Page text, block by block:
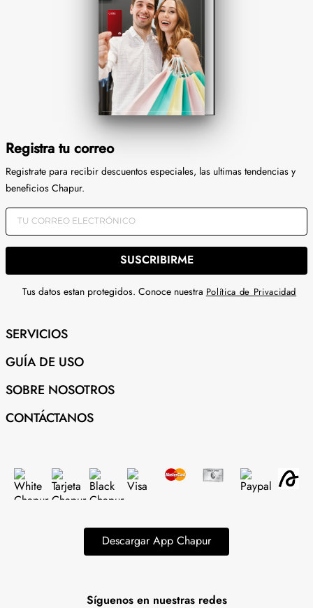
Registra tu correo
Registrate para recibir descuentos especiales, las ultimas tendencias y
beneficios Chapur.
SUSCRIBIRME
Tus datos estan protegidos. Conoce nuestra Política de Privacidad
SERVICIOS
GUÍA DE USO
SOBRE NOSOTROS
CONTÁCTANOS
Descargar App Chapur
Síguenos en nuestras redes